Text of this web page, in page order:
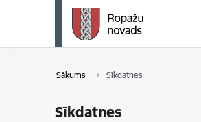
Pāriet uz lapas saturu
Sākums Sīkdatnes
Sīkdatnes